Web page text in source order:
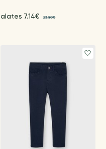
alates 7.14€ 23.80€